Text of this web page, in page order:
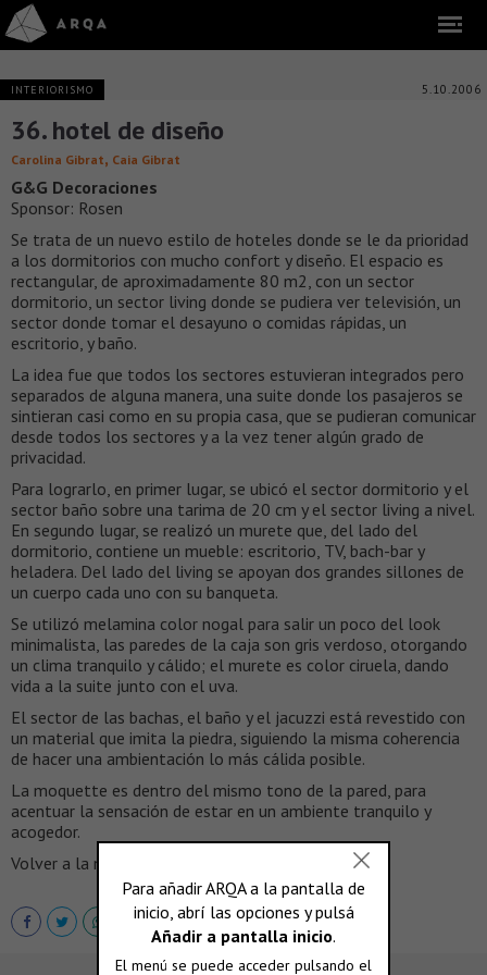
INTERIORISMO 5.10.2006
36. hotel de diseño
Carolina Gibrat, Caia Gibrat
G&G Decoraciones
Sponsor: Rosen
Se trata de un nuevo estilo de hoteles donde se le da prioridad
a los dormitorios con mucho confort y diseño. El espacio es
rectangular, de aproximadamente 80 m2, con un sector
dormitorio, un sector living donde se pudiera ver televisión, un
sector donde tomar el desayuno o comidas rápidas, un
escritorio, y baño.
La idea fue que todos los sectores estuvieran integrados pero
separados de alguna manera, una suite donde los pasajeros se
sintieran casi como en su propia casa, que se pudieran comunicar
desde todos los sectores y a la vez tener algún grado de
privacidad.
Para lograrlo, en primer lugar, se ubicó el sector dormitorio y el
sector baño sobre una tarima de 20 cm y el sector living a nivel.
En segundo lugar, se realizó un murete que, del lado del
dormitorio, contiene un mueble: escritorio, TV, bach-bar y
heladera. Del lado del living se apoyan dos grandes sillones de
un cuerpo cada uno con su banqueta.
Se utilizó melamina color nogal para salir un poco del look
minimalista, las paredes de la caja son gris verdoso, otorgando
un clima tranquilo y cálido; el murete es color ciruela, dando
vida a la suite junto con el uva.
El sector de las bachas, el baño y el jacuzzi está revestido con
un material que imita la piedra, siguiendo la misma coherencia
de hacer una ambientación lo más cálida posible.
La moquette es dentro del mismo tono de la pared, para
acentuar la sensación de estar en un ambiente tranquilo y
acogedor.
Volver a la nota principal